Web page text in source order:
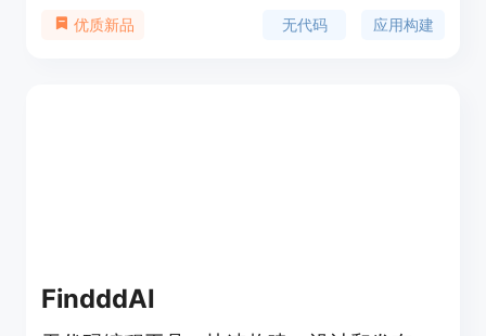
响应式设计、版本控制等功能，用户可以利用其强大
优质新品 无代码 应用构建
FindddAI